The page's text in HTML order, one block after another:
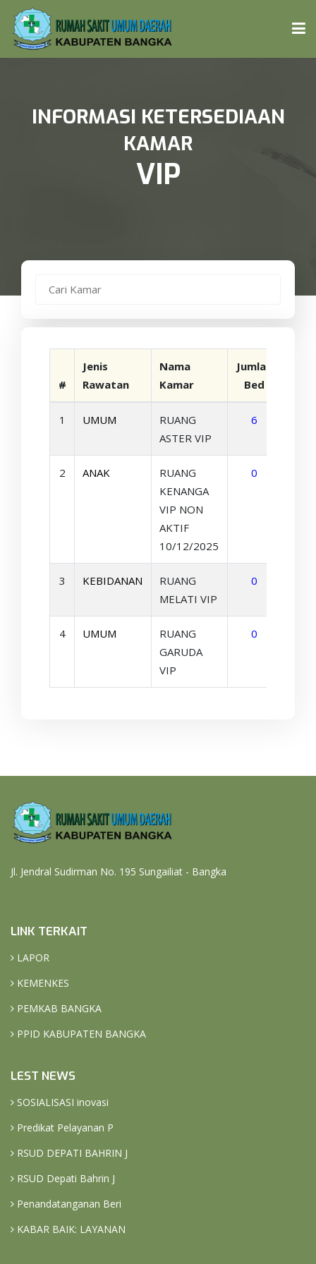
PROFIL
DOKTER
JDIH
KABUPATEN BANGKA
INFORMASI KETERSEDIAAN
KAMAR
VIP
#
Jenis
Rawatan
Nama
Kamar
Jumlah
Bed
1 UMUM
RUANG
ASTER VIP
6
2 ANAK
RUANG
KENANGA
VIP NON
AKTIF
10/12/2025
0
3 KEBIDANAN
RUANG
MELATI VIP
0
4 UMUM
RUANG
GARUDA
VIP
0
Jl. Jendral Sudirman No. 195 Sungailiat - Bangka
LINK TERKAIT
LAPOR
KEMENKES
PEMKAB BANGKA
PPID KABUPATEN BANGKA
LEST NEWS
SOSIALISASI inovasi
Predikat Pelayanan P
RSUD DEPATI BAHRIN J
RSUD Depati Bahrin J
Penandatanganan Beri
KABAR BAIK: LAYANAN